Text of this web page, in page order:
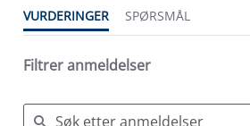
VURDERINGER SPØRSMÅL
Filtrer anmeldelser